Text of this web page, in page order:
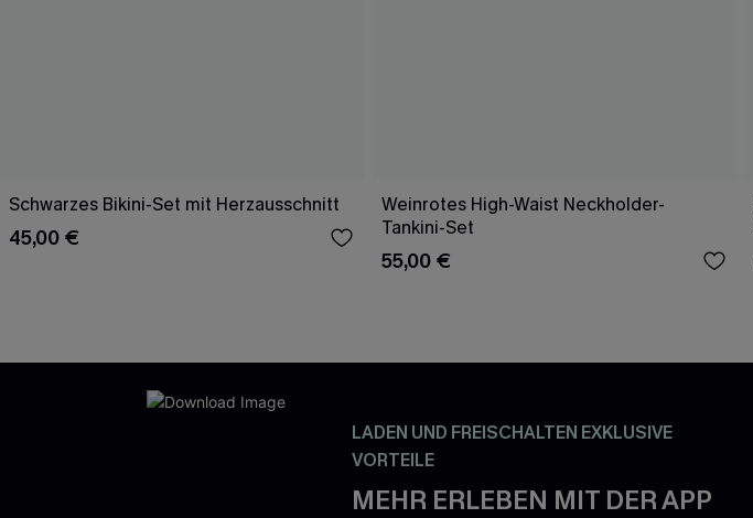
Schwarzes Bikini-Set mit Herzausschnitt
45,00 €
Weinrotes High-Waist Neckholder-
Tankini-Set
55,00 €
LADEN UND FREISCHALTEN EXKLUSIVE
VORTEILE
MEHR ERLEBEN MIT DER APP